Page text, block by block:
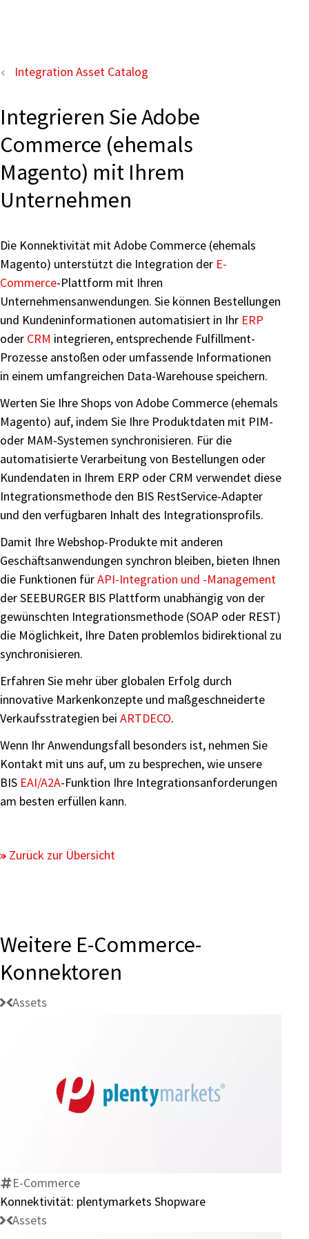
Integration Asset Catalog
Integrieren Sie Adobe
Commerce (ehemals
Magento) mit Ihrem
Unternehmen
Die Konnektivität mit Adobe Commerce (ehemals
Magento) unterstützt die Integration der E-
Commerce-Plattform mit Ihren
Unternehmensanwendungen. Sie können Bestellungen
und Kundeninformationen automatisiert in Ihr ERP
oder CRM integrieren, entsprechende Fulfillment-
Prozesse anstoßen oder umfassende Informationen
in einem umfangreichen Data-Warehouse speichern.
Werten Sie Ihre Shops von Adobe Commerce (ehemals
Magento) auf, indem Sie Ihre Produktdaten mit PIM-
oder MAM-Systemen synchronisieren. Für die
automatisierte Verarbeitung von Bestellungen oder
Kundendaten in Ihrem ERP oder CRM verwendet diese
Integrationsmethode den BIS RestService-Adapter
und den verfügbaren Inhalt des Integrationsprofils.
Damit Ihre Webshop-Produkte mit anderen
Geschäftsanwendungen synchron bleiben, bieten Ihnen
die Funktionen fürAPI-Integration und -Management
der SEEBURGER BIS Plattform unabhängig von der
gewünschten Integrationsmethode (SOAP oder REST)
die Möglichkeit, Ihre Daten problemlos bidirektional zu
synchronisieren.
Erfahren Sie mehr über globalen Erfolg durch
innovative Markenkonzepte und maßgeschneiderte
Verkaufsstrategien bei ARTDECO.
Wenn Ihr Anwendungsfall besonders ist, nehmen Sie
Kontakt mit uns auf, um zu besprechen, wie unsere
BIS EAI/A2A-Funktion Ihre Integrationsanforderungen
am besten erfüllen kann.
Zurück zur Übersicht
Weitere E-Commerce-
Konnektoren
Assets
Konnektivität:
E-Commerce
Konnektivität: plentymarkets Shopware
Assets